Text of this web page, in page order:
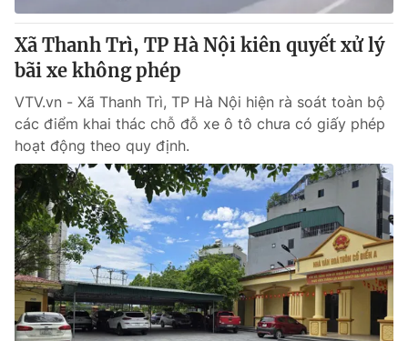
Tổng Biên tập:Vũ Thanh Thủy
Phó Tổng Biên tập:Nguyễn Thị Mỹ Hạnh, Phạm Quốc Thắng,
Nguyễn Trọng Ninh
024.38 355 931 - 024.38 355 932
Ðiện thoại Thời báo VTV:024.66 897 897
Email:toasoan@vtv.vn
Liên hệ quảng cáo:024-7300.7108
Xã Thanh Trì, TP Hà Nội kiên quyết xử lý
bãi xe không phép
VTV.vn - Xã Thanh Trì, TP Hà Nội hiện rà soát toàn bộ
các điểm khai thác chỗ đỗ xe ô tô chưa có giấy phép
hoạt động theo quy định.